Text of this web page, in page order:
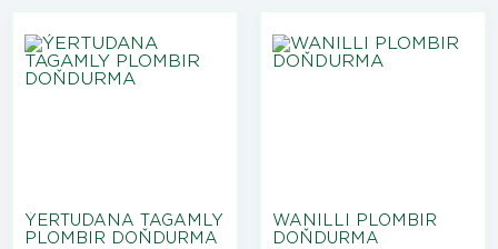
ÝERTUDANA TAGAMLY
PLOMBIR DOŇDURMA
WANILLI PLOMBIR
DOŇDURMA